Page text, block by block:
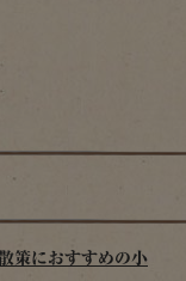
策におすすめの小